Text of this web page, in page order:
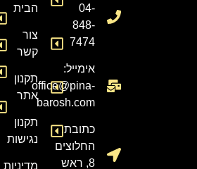
04-
848-
7474
אימייל:
office@pina-
barosh.com
כתובת:
החלוצים
8, ראש
הבית
צור
קשר
תקנון
אתר
תקנון
נגישות
מדיניות